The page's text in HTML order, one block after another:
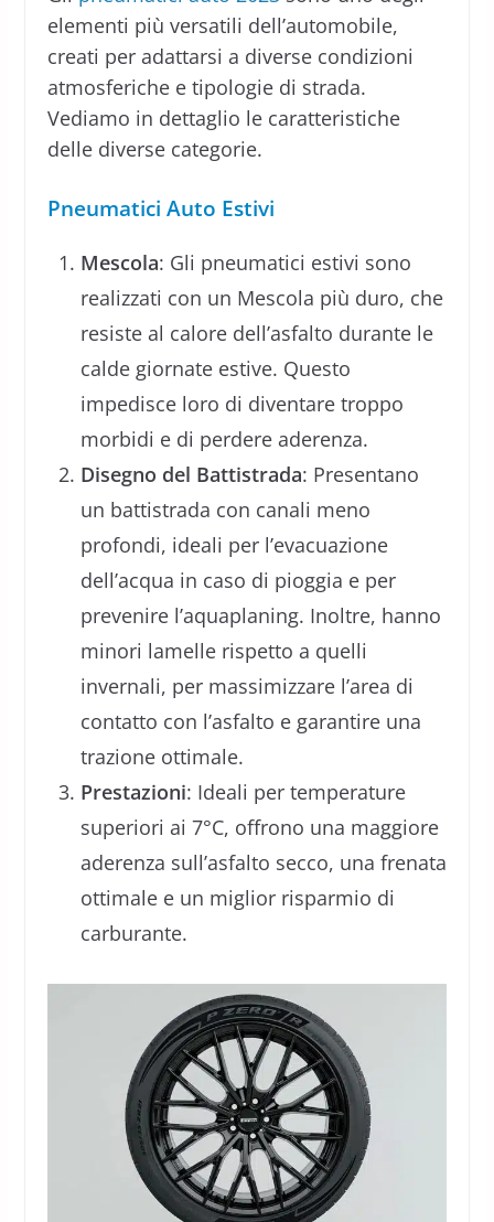
elementi più versatili dell’automobile,
creati per adattarsi a diverse condizioni
atmosferiche e tipologie di strada.
Vediamo in dettaglio le caratteristiche
delle diverse categorie.
Pneumatici Auto Estivi
Mescola: Gli pneumatici estivi sono
realizzati con un Mescola più duro, che
resiste al calore dell’asfalto durante le
calde giornate estive. Questo
impedisce loro di diventare troppo
morbidi e di perdere aderenza.
Disegno del Battistrada: Presentano
un battistrada con canali meno
profondi, ideali per l’evacuazione
dell’acqua in caso di pioggia e per
prevenire l’aquaplaning. Inoltre, hanno
minori lamelle rispetto a quelli
invernali, per massimizzare l’area di
contatto con l’asfalto e garantire una
trazione ottimale.
Prestazioni: Ideali per temperature
superiori ai 7°C, offrono una maggiore
aderenza sull’asfalto secco, una frenata
ottimale e un miglior risparmio di
carburante.